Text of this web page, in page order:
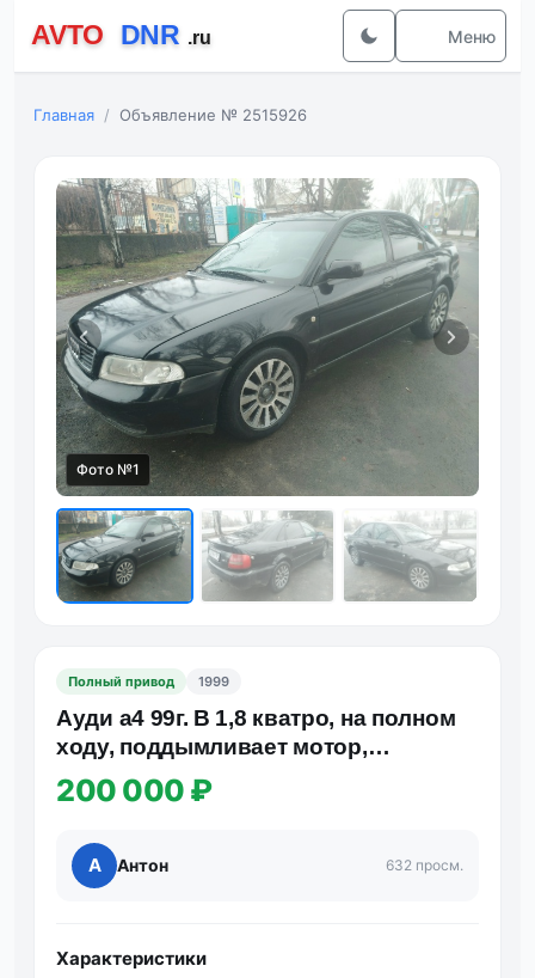
Меню
Главная Объявление № 2515926
Фото №1
Полный привод 1999
Ауди а4 99г. В 1,8 кватро, на полном
ходу, поддымливает мотор,
документы в порядке, 200т.…
200 000 ₽
А Антон 632 просм.
Характеристики